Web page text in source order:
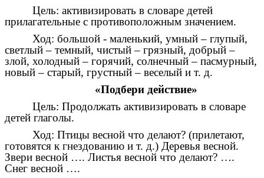
Цель: активизировать в словаре детей
прилагательные с противоположным значением.
Ход: большой - маленький, умный – глупый,
светлый – темный, чистый – грязный, добрый –
злой, холодный – горячий, солнечный – пасмурный,
новый – старый, грустный – веселый и т. д.
«Подбери действие»
Цель: Продолжать активизировать в словаре
детей глаголы.
Ход: Птицы весной что делают? (прилетают,
готовятся к гнездованию и т. д.) Деревья весной.
Звери весной …. Листья весной что делают? ….
Снег весной ….